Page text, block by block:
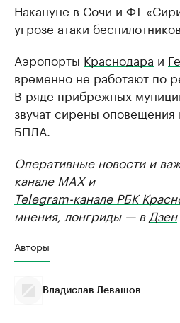
Накануне в Сочи и ФТ
угрозе атаки беспилотников.
Аэропорты Краснодара и
временно не работают по
В ряде прибрежных
звучат сирены оповещения
БПЛА.
Оперативные новости и
канале MAXи
Telegram-канале РБК
мнения, лонгриды — в Дзен
Авторы
Владислав Левашов